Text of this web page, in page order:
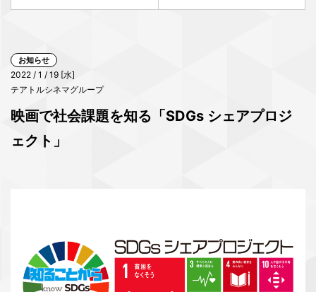
お知らせ
2022 / 1 / 19 [水]
テアトルシネマグループ
映画で社会課題を知る「SDGs シェアプロジ
ェクト」